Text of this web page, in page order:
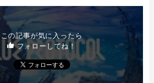
この記事が気に入ったら
フォローしてね！